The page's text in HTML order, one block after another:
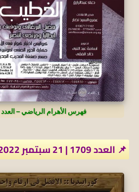
فهرس الأهرام الرياضي – العدد 1708 – 14 سبتمبر 2022
📌 العدد 1709 | 21 سبتمبر 2022